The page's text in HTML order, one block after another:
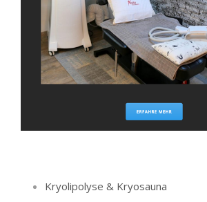
Kryolipolyse & Kryosauna